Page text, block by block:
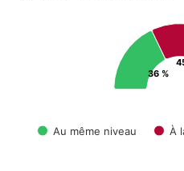
36 %
Au même niveau À